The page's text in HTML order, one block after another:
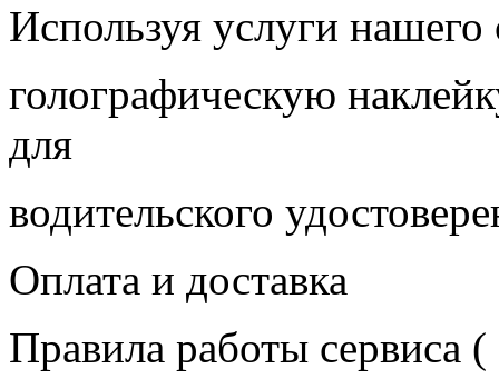
Используя услуги нашего
голографическую
для
водительского
Оплата и доставка
Правила работы сервиса